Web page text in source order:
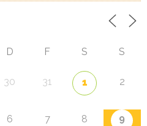
D F S S
30 31 1 2
6 7 8 9